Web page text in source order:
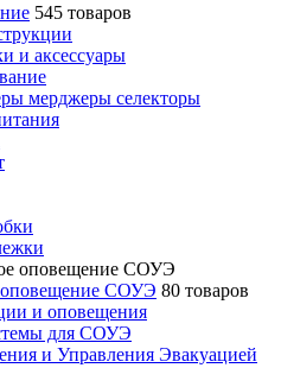
545 товаров
и аксесcуары
мерджеры селекторы
оповещение СОУЭ 80 товаров
и оповещения
для СОУЭ
и Управления Эвакуацией